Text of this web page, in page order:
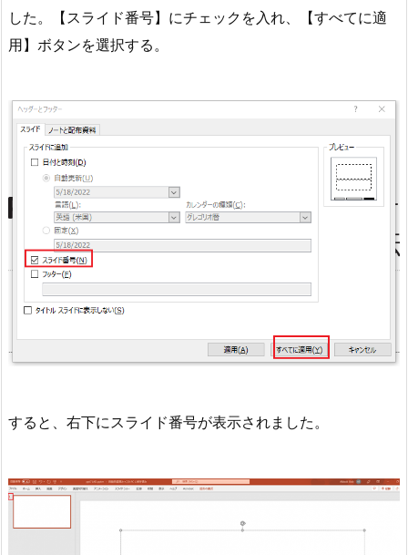
した。【スライド番号】にチェックを入れ、【すべてに適
用】ボタンを選択する。
すると、右下にスライド番号が表示されました。